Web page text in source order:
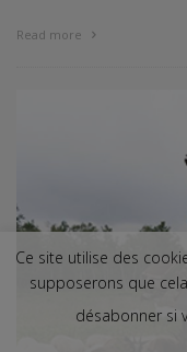
Read more
Ce site utilise des
supposerons que
désabonner si